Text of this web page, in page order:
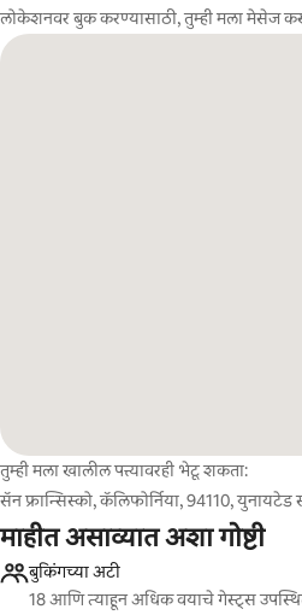
लोकेशनवर बुक करण्यासाठी, तुम्ही मला मेसेज
तुम्ही मला खालील पत्त्यावरही भेटू शकता:
सॅन फ्रान्सिस्को, कॅलिफोर्निया, 94110, युनायटेड
माहीत असाव्यात अशा गोष्टी
बुकिंगच्या अटी
18 आणि त्याहून अधिक वयाचे गेस्ट्स